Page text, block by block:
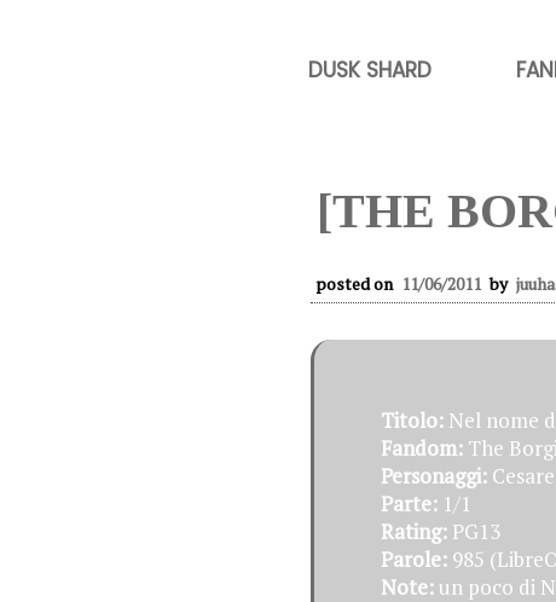
DUSK SHARD
[THE
posted on 11/06/2011 by
Titolo: Nel nome
Fandom: The
Personaggi:
Parte: 1/1
Rating: PG13
Parole: 985
Note:un poco di